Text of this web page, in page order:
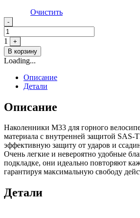
Очистить
Quantity
-
1
+
В корзину
Loading...
Описание
Детали
Описание
Наколенники M33 для горного
материала с внутренней защитой SAS-
эффективную защиту от ударов и
Очень легкие и невероятно удобные
подкладке, они идеально повторяют
гарантируя максимальную свободу
Детали